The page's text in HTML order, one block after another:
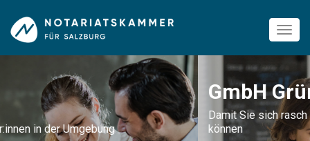
GmbH Gründung
Damit Sie sich rasch auf Ihr Geschäft konzentrieren
können